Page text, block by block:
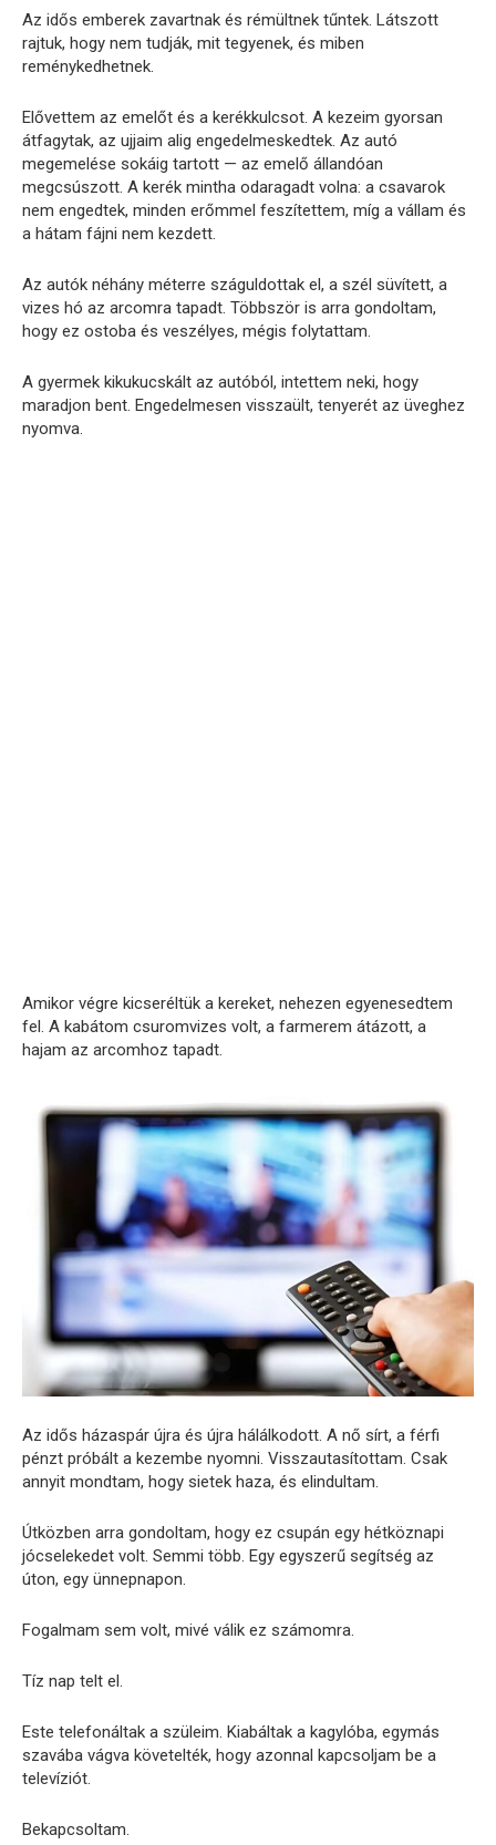
Az idős emberek zavartnak és rémültnek tűntek. Látszott
rajtuk, hogy nem tudják, mit tegyenek, és miben
reménykedhetnek.
Elővettem az emelőt és a kerékkulcsot. A kezeim gyorsan
átfagytak, az ujjaim alig engedelmeskedtek. Az autó
megemelése sokáig tartott — az emelő állandóan
megcsúszott. A kerék mintha odaragadt volna: a csavarok
nem engedtek, minden erőmmel feszítettem, míg a vállam és
a hátam fájni nem kezdett.
Az autók néhány méterre száguldottak el, a szél süvített, a
vizes hó az arcomra tapadt. Többször is arra gondoltam,
hogy ez ostoba és veszélyes, mégis folytattam.
A gyermek kikukucskált az autóból, intettem neki, hogy
maradjon bent. Engedelmesen visszaült, tenyerét az üveghez
nyomva.
Amikor végre kicseréltük a kereket, nehezen egyenesedtem
fel. A kabátom csuromvizes volt, a farmerem átázott, a
hajam az arcomhoz tapadt.
Az idős házaspár újra és újra hálálkodott. A nő sírt, a férfi
pénzt próbált a kezembe nyomni. Visszautasítottam. Csak
annyit mondtam, hogy sietek haza, és elindultam.
Útközben arra gondoltam, hogy ez csupán egy hétköznapi
jócselekedet volt. Semmi több. Egy egyszerű segítség az
úton, egy ünnepnapon.
Fogalmam sem volt, mivé válik ez számomra.
Tíz nap telt el.
Este telefonáltak a szüleim. Kiabáltak a kagylóba, egymás
szavába vágva követelték, hogy azonnal kapcsoljam be a
televíziót.
Bekapcsoltam.